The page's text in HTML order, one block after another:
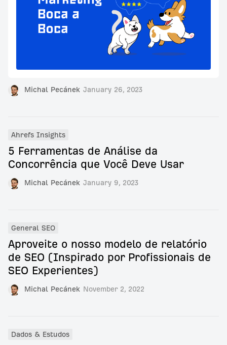
Michal Pecánek January 26, 2023
Michal Pecánek January 9, 2023
Ahrefs Insights
5 Ferramentas de Análise da
Concorrência que Você Deve Usar
Michal Pecánek November 2, 2022
General SEO
Aproveite o nosso modelo de relatório
de SEO (Inspirado por Profissionais de
SEO Experientes)
Dados & Estudos